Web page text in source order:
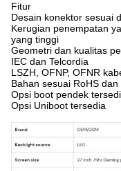
Fitur
Desain konektor sesuai
Kerugian penempatan
yang tinggi
Geometri dan kualitas
IEC dan Telcordia
LSZH, OFNP, OFNR
Bahan sesuai RoHS dan
Opsi boot pendek
Opsi Uniboot tersedia